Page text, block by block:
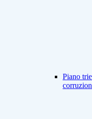
Piano